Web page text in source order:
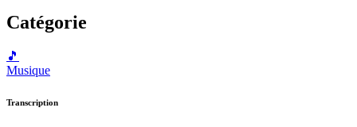
Catégorie
🎵
Musique
Transcription